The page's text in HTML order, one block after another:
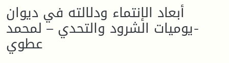
أبعاد الإنتماء ودلالته في ديوان
-يوميات الشرود والتحدي – لمحمد
عطوي